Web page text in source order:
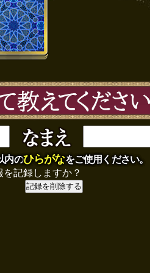
内のひらがなをご使用ください。
を記録しますか？